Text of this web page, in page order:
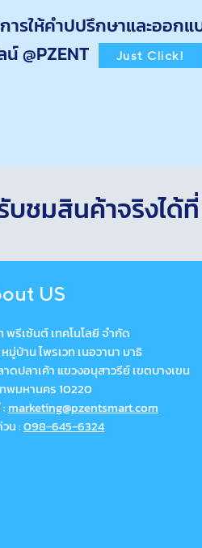
ารให้คำปปรึกษาและออกแ
น์ @PZENT
Just Click!
บชมสินค้าจริงได้ที่
US
พรีเซ้นต์ เทคโนโลยี จำกัด
มู่บ้าน ไพรเวท เนอวานา มาธิ
ดปลาเค้า แขวงอนุสาวรีย์ เขตบางเขน
พมหานคร 10220
marketing@pzentsmart.com
น :098-645-6324